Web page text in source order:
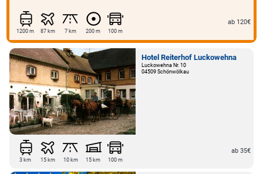
1200 m 87 km 7 km 200 m 100 m
ab 120€
Hotel Reiterhof Luckowehna
Luckowehna Nr. 10
04509 Schönwölkau
3 km 15 km 10 km 15 km 100 m
ab 35€